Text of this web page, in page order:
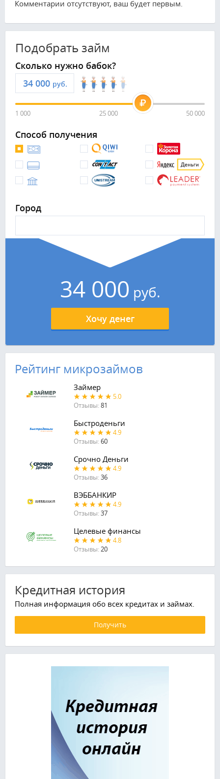
Комментарии отсутствуют, ваш будет первым.
Подобрать займ
Сколько нужно бабок?
руб.
1 000 25 000 50 000
Способ получения
Город
34 000 руб.
Хочу денег
Рейтинг микрозаймов
Займер
5.0
Отзывы:81
Быстроденьги
4.9
Отзывы:60
Срочно Деньги
4.9
Отзывы:36
ВЭББАНКИР
4.9
Отзывы:37
Целевые финансы
4.8
Отзывы:20
Кредитная история
Полная информация обо всех кредитах и займах.
Получить